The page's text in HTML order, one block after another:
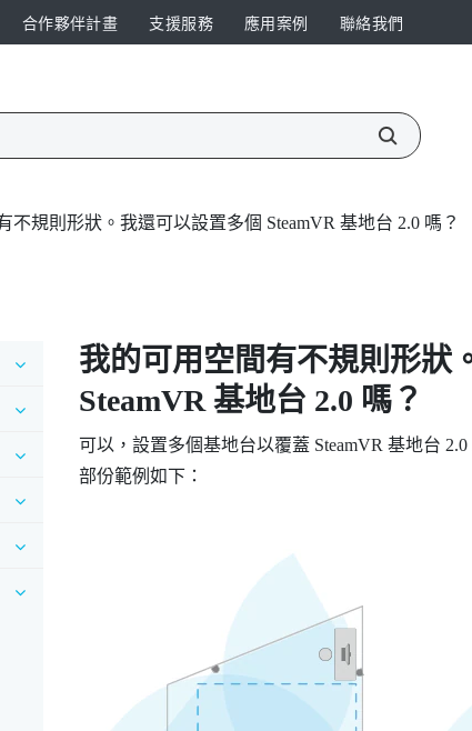
合作夥伴計畫 支援服務 應用案例 聯絡我們
不規則形狀。我還可以設置多個 SteamVR 基地台 2.0 嗎？
我的可用空間有不規則形狀
SteamVR基地台 2.0 嗎？
可以，設置多個基地台以覆蓋 SteamVR 基地台
部份範例如下：